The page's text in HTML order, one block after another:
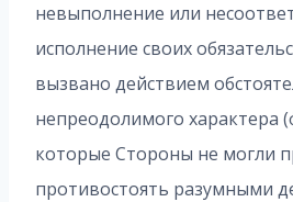
невыполнение или
исполнение своих
вызвано действием
непреодолимого характера
которые Стороны не могли
противостоять разумными